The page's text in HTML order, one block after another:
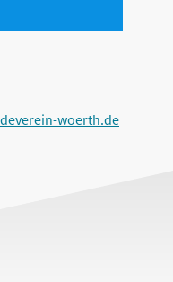
woerth.de